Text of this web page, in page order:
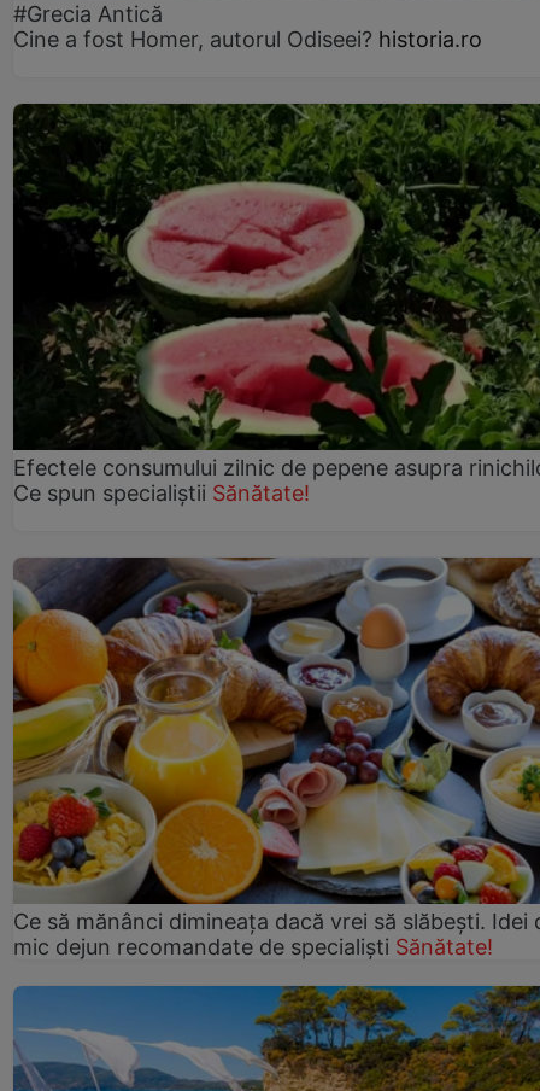
#Grecia Antică
Cine a fost Homer, autorul Odiseei? historia.ro
Efectele consumului zilnic de pepene asupra
Ce spun specialiștii Sănătate!
Ce să mănânci dimineața dacă vrei să slăbești. Idei
mic dejun recomandate de specialiști Sănătate!